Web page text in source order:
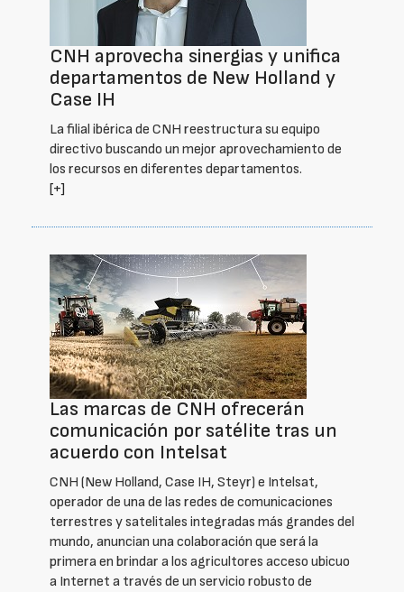
CNH aprovecha sinergias y unifica
departamentos de New Holland y
Case IH
La filial ibérica de CNH reestructura su equipo
directivo buscando un mejor aprovechamiento de
los recursos en diferentes departamentos.
[+]
Las marcas de CNH ofrecerán
comunicación por satélite tras un
acuerdo con Intelsat
CNH (New Holland, Case IH, Steyr) e Intelsat,
operador de una de las redes de comunicaciones
terrestres y satelitales integradas más grandes del
mundo, anuncian una colaboración que será la
primera en brindar a los agricultores acceso ubicuo
a Internet a través de un servicio robusto de